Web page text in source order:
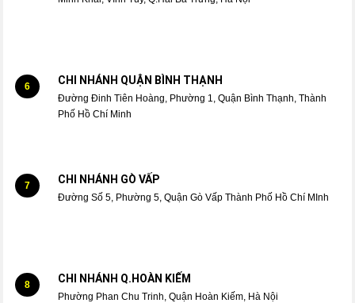
6 CHI NHÁNH QUẬN BÌNH THẠNH
Đường Đinh Tiên Hoàng, Phường 1, Quận Bình Thạnh, Thành
Phố Hồ Chí Minh
7 CHI NHÁNH GÒ VẤP
Đường Số 5, Phường 5, Quận Gò Vấp Thành Phố Hồ Chí MInh
8 CHI NHÁNH Q.HOÀN KIẾM
Phường Phan Chu Trinh, Quận Hoàn Kiếm, Hà Nội